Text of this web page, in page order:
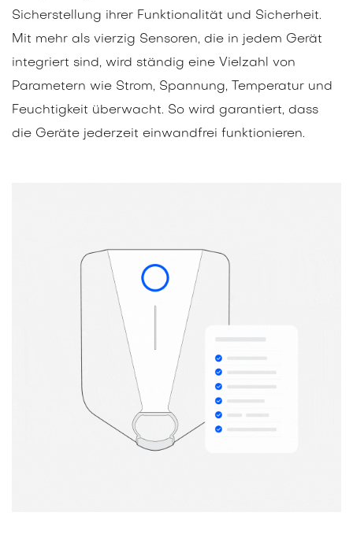
Sicherstellung ihrer Funktionalität und Sicherheit.
Mit mehr als vierzig Sensoren, die in jedem Gerät
integriert sind, wird ständig eine Vielzahl von
Parametern wie Strom, Spannung, Temperatur und
Feuchtigkeit überwacht. So wird garantiert, dass
die Geräte jederzeit einwandfrei funktionieren.